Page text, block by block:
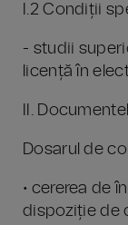
I.2 Condiții
- studii
licență în
II.
Dosarul de
• cererea de
dispoziție de